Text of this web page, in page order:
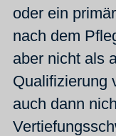
oder ein
nach dem
aber nicht als
Qualifizierung
auch dann